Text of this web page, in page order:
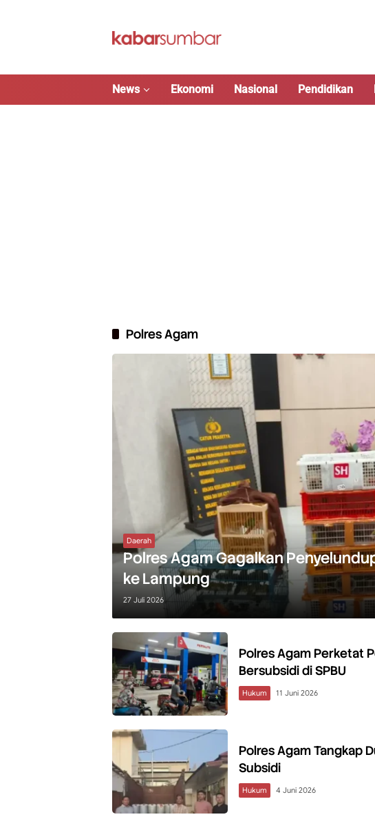
News Ekonomi Nasional Pendidikan
Polres Agam
Daerah
Polres Agam Gagalkan
ke Lampung
27 Juli 2026
Polres Agam Perketat
Bersubsidi di SPBU
Hukum 11 Juni 2026
Polres Agam Tangkap
Subsidi
Hukum 4 Juni 2026